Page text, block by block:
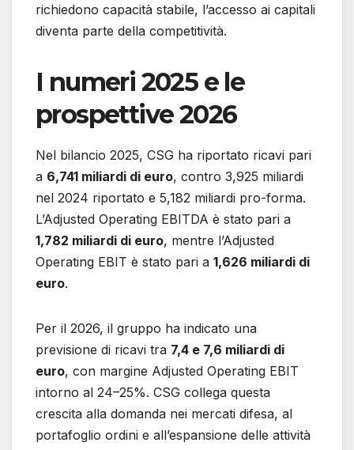
richiedono capacità stabile, l’accesso ai capitali
diventa parte della competitività.
I numeri 2025 e le
prospettive 2026
Nel bilancio 2025, CSG ha riportato ricavi pari
a 6,741 miliardi di euro, contro 3,925 miliardi
nel 2024 riportato e 5,182 miliardi pro-forma.
L’Adjusted Operating EBITDA è stato pari a
1,782 miliardi di euro, mentre l’Adjusted
Operating EBIT è stato pari a 1,626 miliardi di
euro.
Per il 2026, il gruppo ha indicato una
previsione di ricavi tra 7,4 e 7,6 miliardi di
euro, con margine Adjusted Operating EBIT
intorno al 24–25%. CSG collega questa
crescita alla domanda nei mercati difesa, al
portafoglio ordini e all’espansione delle attività